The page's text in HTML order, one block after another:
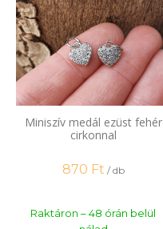
Miniszív medál ezüst fehér
cirkonnal
870 Ft / db
Raktáron – 48 órán belül